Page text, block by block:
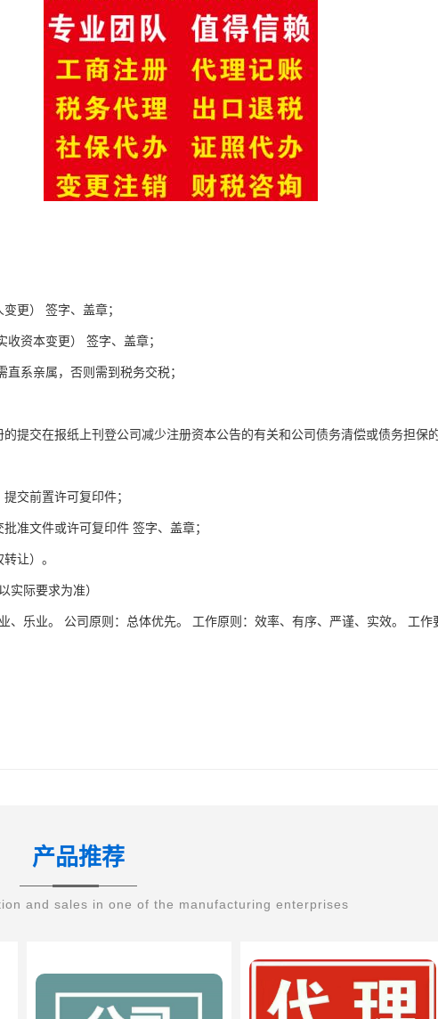
更） 签字、盖章；
资本变更） 签字、盖章；
系亲属，否则需到税务交税；
提交在报纸上刊登公司减少注册资本公告的有关和公司债务清偿或债务担保
交前置许可复印件；
准文件或许可复印件 签字、盖章；
让）。
实际要求为准）
、乐业。 公司原则：总体优先。 工作原则：效率、有序、严谨、实效。 工作
产品推荐
and sales in one of the manufacturing enterprises